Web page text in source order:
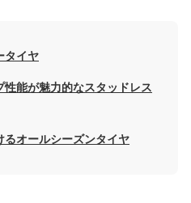
タイヤ
能が魅力的なスタッドレス
るオールシーズンタイヤ